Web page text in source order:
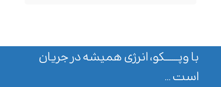
با وپـــــــکو، انرژی همیشه در جریان
است ...